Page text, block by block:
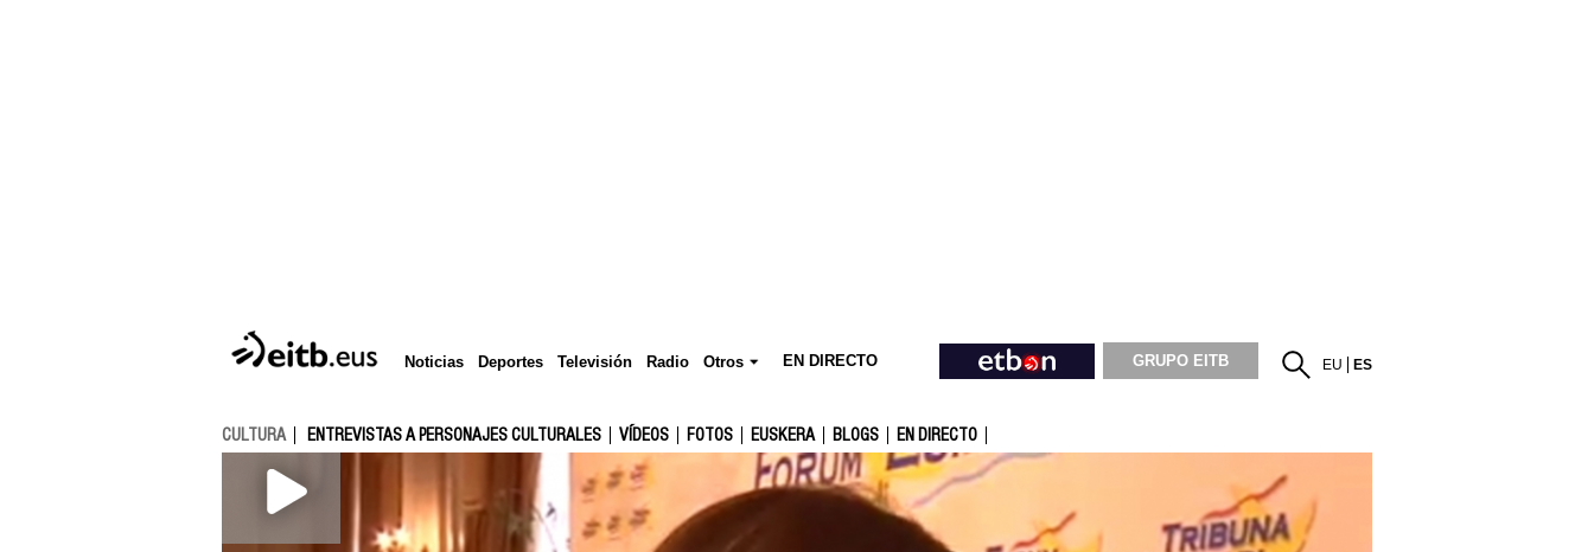
Noticias Deportes Televisión Radio Otros EN DIRECTO GRUPO EITB EU ES
CULTURA ENTREVISTAS A PERSONAJES CULTURALES VÍDEOS FOTOS EUSKERA BLOGS EN DIRECTO